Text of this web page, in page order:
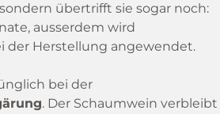
übertrifft sie sogar noch:
ausserdem wird
der Herstellung angewendet.
bei der
. Der Schaumwein verbleibt